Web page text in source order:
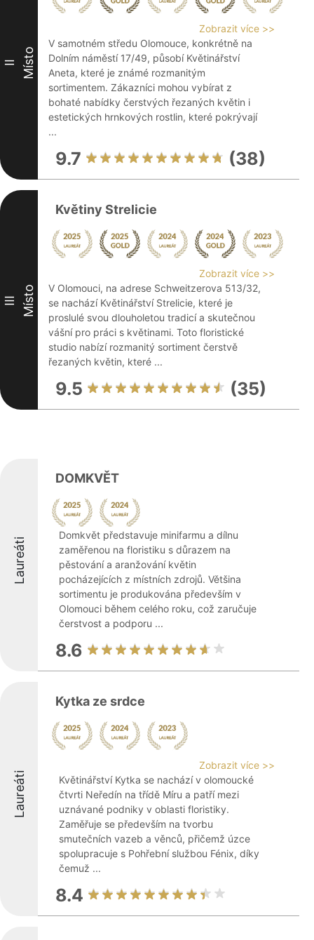
II Místo
Zobrazit více >>
V samotném středu Olomouce, konkrétně na
Dolním náměstí 17/49, působí Květinářství
Aneta, které je známé rozmanitým
sortimentem. Zákazníci mohou vybírat z
bohaté nabídky čerstvých řezaných květin i
estetických hrnkových rostlin, které pokrývají
...
9.7 (38)
III Místo
Květiny Strelicie
Zobrazit více >>
V Olomouci, na adrese Schweitzerova 513/32,
se nachází Květinářství Strelicie, které je
proslulé svou dlouholetou tradicí a skutečnou
vášní pro práci s květinami. Toto floristické
studio nabízí rozmanitý sortiment čerstvě
řezaných květin, které ...
9.5 (35)
Laureáti
DOMKVĚT
Domkvět představuje minifarmu a dílnu
zaměřenou na floristiku s důrazem na
pěstování a aranžování květin
pocházejících z místních zdrojů. Většina
sortimentu je produkována především v
Olomouci během celého roku, což zaručuje
čerstvost a podporu ...
8.6
Laureáti
Kytka ze srdce
Zobrazit více >>
Květinářství Kytka se nachází v olomoucké
čtvrti Neředín na třídě Míru a patří mezi
uznávané podniky v oblasti floristiky.
Zaměřuje se především na tvorbu
smutečních vazeb a věnců, přičemž úzce
spolupracuje s Pohřební službou Fénix, díky
čemuž ...
8.4